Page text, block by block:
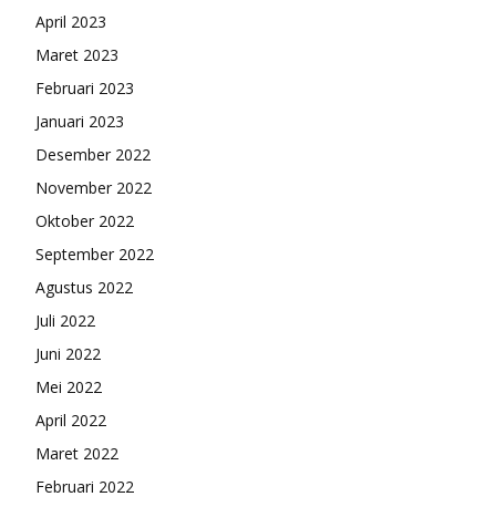
April 2023
Maret 2023
Februari 2023
Januari 2023
Desember 2022
November 2022
Oktober 2022
September 2022
Agustus 2022
Juli 2022
Juni 2022
Mei 2022
April 2022
Maret 2022
Februari 2022